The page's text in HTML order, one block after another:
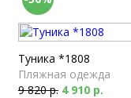
Туника *1808
Пляжная одежда
9 820 р. 4 910 р.